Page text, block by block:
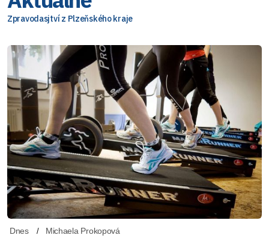
Zpravodasjtví z Plzeňského kraje
Dnes Michaela Prokopová